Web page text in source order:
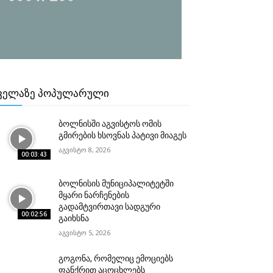
ᲞᲝᲞᲣᲚᲐᲠᲣᲚᲘ
00:03:43
ბოლნისში აგვისტოს ომის
გმირების ხსოვნას პატივი მიაგეს
აგვისტო 8, 2026
00:02:56
ბოლნისის მუნიციპალიტეტში
მყარი ნარჩენების
გადამტვირთავი სადგური
გაიხსნა
აგვისტო 5, 2026
გოგონა, რომელიც ემოციებს
ფანქრით აცოცხლებს